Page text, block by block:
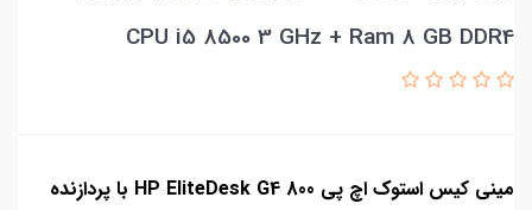
CPU i5 8500 3 GHz + Ram 8 GB DDR4
مینی کیس استوک اچ پی HP EliteDesk G4 800 با پردازنده